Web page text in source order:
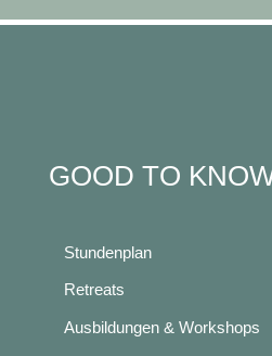
GOOD TO
Stundenplan
Retreats
Ausbildungen & Workshops